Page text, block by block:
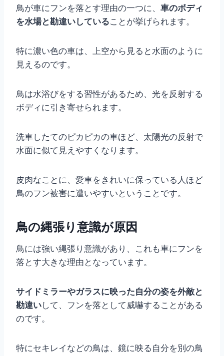
鳥が車にフンを落とす理由の一つに、 車のボディ
を水場と勘違いしていることが挙げられます。
特に濃い色の車は、上空から見ると水面のように
見えるのです。
鳥は水浴びをする習性があるため、光を反射する
ボディに引き寄せられます。
洗車したてのピカピカの車ほど、太陽光の反射で
水面に似て見えやすくなります。
皮肉なことに、愛車をきれいに保っている人ほど
鳥のフン被害に遭いやすいということです。
鳥の縄張り意識が原因
鳥には強い縄張り意識があり、これも車にフンを
落とす大きな理由となっています。
サイドミラーやガラスに映った自分の姿を外敵と
勘違いして、フンを落として威嚇することがある
のです。
特にセキレイなどの鳥は、鏡に映る自分を別の鳥